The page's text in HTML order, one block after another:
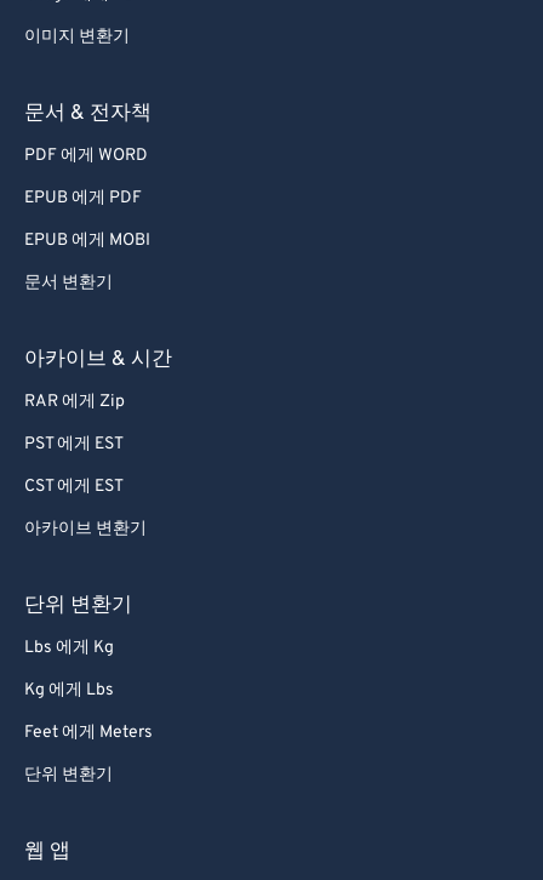
이미지 변환기
문서 & 전자책
PDF 에게 WORD
EPUB 에게 PDF
EPUB 에게 MOBI
문서 변환기
아카이브 & 시간
RAR 에게 Zip
PST 에게 EST
CST 에게 EST
아카이브 변환기
단위 변환기
Lbs 에게 Kg
Kg 에게 Lbs
Feet 에게 Meters
단위 변환기
웹 앱